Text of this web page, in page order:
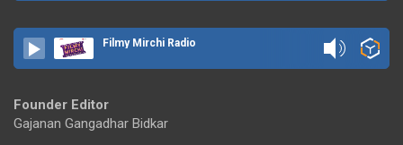
Filmy Mirchi Radio
Founder Editor
Gajanan Gangadhar Bidkar